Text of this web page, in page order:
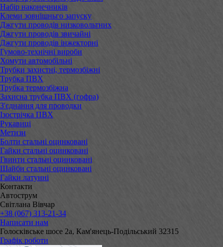
Набір наконечників
Клеми зовнішньго запуску
Джгути проводів низковольтних
Джгути проводів звичайні
Джгути проводів інжекторні
Гумово-технічні вироби
Хомути автомобільні
Трубки захистні, термозбіжні
Трубка ПВХ
Трубка термозбіжна
Захисна трубка ПВХ (гофра)
З'єднання для проводки
Ізострічка ПВХ
Рукавиці
Метизи
Болти стальні оцинковані
Гайки стальні оцинковані
Гвинти стальні оцинковані
Шайби стальні оцинковані
Гайки латунні
Контакти
Автострум
Світлана Вівчар
+38 (067) 313-21-34
Написати нам
Голосківське шосе 2а, Кам'янець-Подільський 32315
Графік роботи